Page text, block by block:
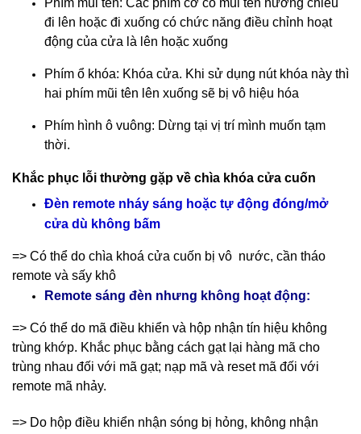
Phím mũi tên: Các phím cơ có mũi tên hướng chiều
đi lên hoặc đi xuống có chức năng điều chỉnh hoạt
động của cửa là lên hoặc xuống
Phím ổ khóa: Khóa cửa. Khi sử dụng nút khóa này thì
hai phím mũi tên lên xuống sẽ bị vô hiệu hóa
Phím hình ô vuông: Dừng tại vị trí mình muốn tạm
thời.
Khắc phục lỗi thường gặp về chìa khóa cửa cuốn
Đèn remote nháy sáng hoặc tự động đóng/mở
cửa dù không bấm
=> Có thể do chìa khoá cửa cuốn bị vô nước, cần tháo
remote và sấy khô
Remote sáng đèn nhưng không hoạt động:
=> Có thể do mã điều khiển và hộp nhận tín hiệu không
trùng khớp. Khắc phục bằng cách gạt lại hàng mã cho
trùng nhau đối với mã gạt; nạp mã và reset mã đối với
remote mã nhảy.
=> Do hộp điều khiển nhận sóng bị hỏng, không nhận